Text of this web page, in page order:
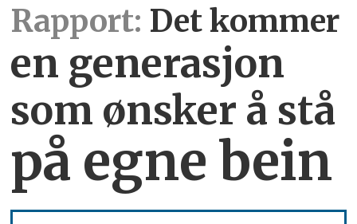
Rapport: Det kommer
en generasjon
som ønsker å stå
på egne bein